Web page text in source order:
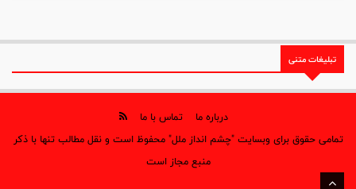
تبلیغات متنی
درباره ما
تماس با ما
تمامی حقوق برای وبسایت "چشم انداز ملل" محفوظ است و نقل مطالب تنها با ذکر
منبع مجاز است